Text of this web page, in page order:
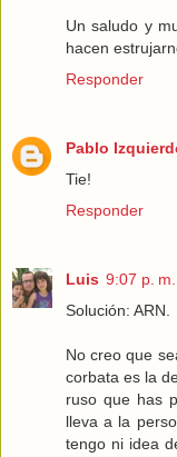
Un saludo y
hacen
Responder
Pablo
Tie!
Responder
Luis 9:07 p. m.
Solución: ARN.
No creo que
corbata es la
ruso que has
lleva a la
tengo ni idea